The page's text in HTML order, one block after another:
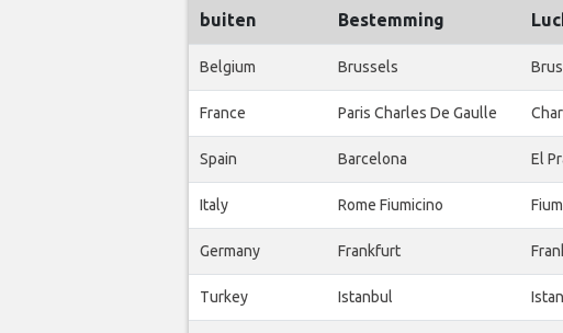
buiten Bestemming
Belgium Brussels
France Paris Charles De Gaulle
Spain Barcelona El
Italy Rome Fiumicino
Germany Frankfurt
Turkey Istanbul